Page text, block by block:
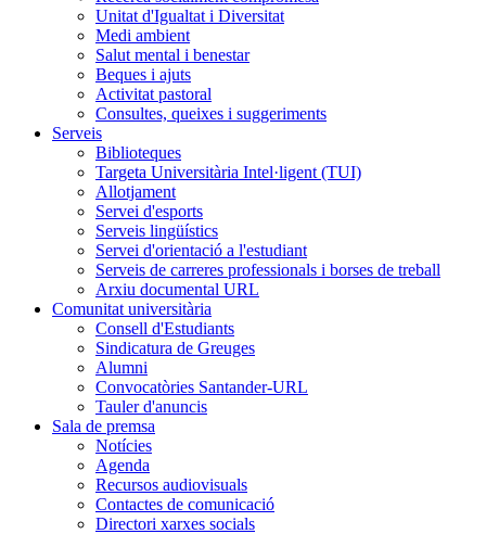
Unitat d'Igualtat i Diversitat
Medi ambient
Salut mental i benestar
Beques i ajuts
Activitat pastoral
Consultes, queixes i suggeriments
Serveis
Biblioteques
Targeta Universitària Intel·ligent (TUI)
Allotjament
Servei d'esports
Serveis lingüístics
Servei d'orientació a l'estudiant
Serveis de carreres professionals i borses de treball
Arxiu documental URL
Comunitat universitària
Consell d'Estudiants
Sindicatura de Greuges
Alumni
Convocatòries Santander-URL
Tauler d'anuncis
Sala de premsa
Notícies
Agenda
Recursos audiovisuals
Contactes de comunicació
Directori xarxes socials